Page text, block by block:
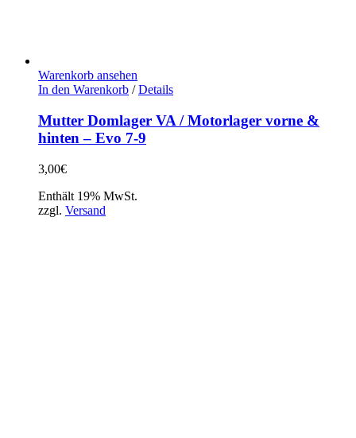
Warenkorb ansehen
In den Warenkorb / Details
Mutter Domlager VA / Motorlager vorne &
hinten – Evo 7-9
3,00€
Enthält 19% MwSt.
zzgl. Versand